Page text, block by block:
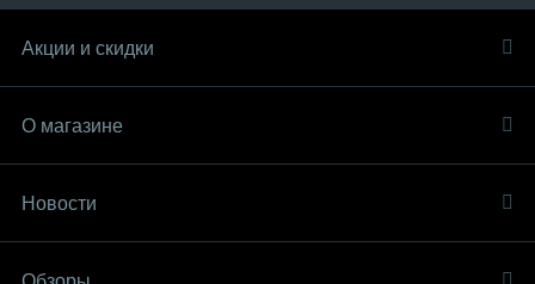
Акции и скидки
О магазине
Новости